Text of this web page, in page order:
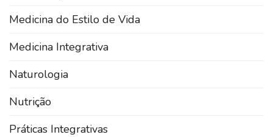
Medicina do Estilo de Vida
Medicina Integrativa
Naturologia
Nutrição
Práticas Integrativas